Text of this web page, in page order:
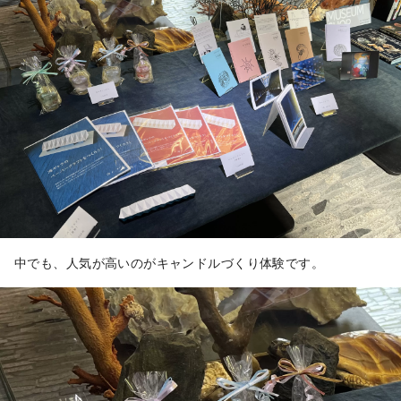
中でも、人気が高いのがキャンドルづくり体験です。